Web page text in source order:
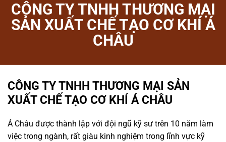
CÔNG TY TNHH THƯƠNG MẠI
SẢN XUẤT CHẾ TẠO CƠ KHÍ Á
CHÂU
CÔNG TY TNHH THƯƠNG MẠI SẢN
XUẤT CHẾ TẠO CƠ KHÍ Á CHÂU
Á Châu được thành lập với đội ngũ kỹ sư trên 10 năm làm
việc trong ngành, rất giàu kinh nghiệm trong lĩnh vực kỹ